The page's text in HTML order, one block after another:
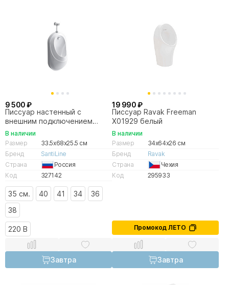
9 500 ₽
Писсуар настенный с
внешним подключением
SantiLine SL-6008 белый
В наличии
Размер
33.5x68x25.5 см
Бренд
SantiLine
Страна
Россия
Код
327142
35 см. 40 41 34
36
38
220 В
Завтра
19 990 ₽
Писсуар Ravak Freeman
X01929 белый
В наличии
Размер
34x64x26 см
Бренд
Ravak
Страна
Чехия
Код
295933
Промокод ЛЕТО
Завтра